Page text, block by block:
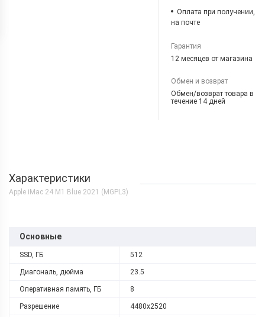
Оплата при получении,
на почте
Гарантия
12 месяцев от магазина
Обмен и возврат
Обмен/возврат товара в
течение 14 дней
Характеристики
Apple iMac 24 M1 Blue 2021 (MGPL3)
Основные
SSD, ГБ 512
Диагональ, дюйма 23.5
Оперативная память, ГБ 8
Разрешение 4480x2520